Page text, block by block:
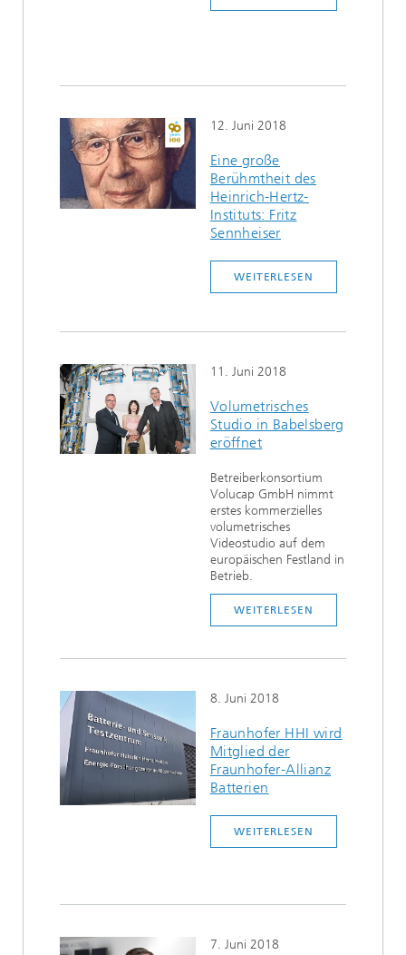
12. Juni 2018
Eine große
Berühmtheit des
Heinrich-Hertz-
Instituts: Fritz
Sennheiser
WEITERLESEN
11. Juni 2018
Volumetrisches
Studio in Babelsberg
eröffnet
Betreiberkonsortium
Volucap GmbH nimmt
erstes kommerzielles
volumetrisches
Videostudio auf dem
europäischen Festland in
Betrieb.
WEITERLESEN
8. Juni 2018
Fraunhofer HHI wird
Mitglied der
Fraunhofer-Allianz
Batterien
WEITERLESEN
7. Juni 2018